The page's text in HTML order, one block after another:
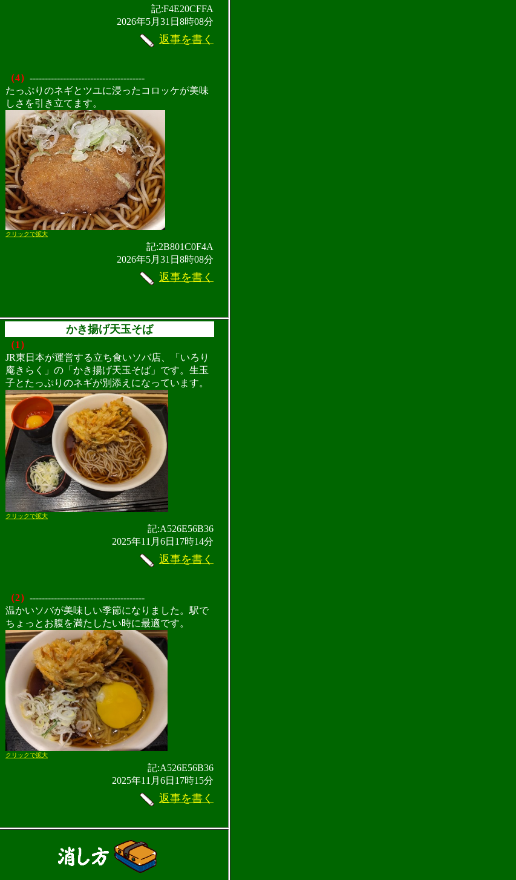
記:F4E20CFFA
2026年5月31日8時08分
返事を書く
（4） --------------------------------------
たっぷりのネギとツユに浸ったコロッケが美味
しさを引き立てます。
クリックで拡大
記:2B801C0F4A
2026年5月31日8時08分
返事を書く
かき揚げ天玉そば
（1）
JR東日本が運営する立ち食いソバ店、「いろり
庵きらく」の「かき揚げ天玉そば」です。生玉
子とたっぷりのネギが別添えになっています。
クリックで拡大
記:A526E56B36
2025年11月6日17時14分
返事を書く
（2） --------------------------------------
温かいソバが美味しい季節になりました。駅で
ちょっとお腹を満たしたい時に最適です。
クリックで拡大
記:A526E56B36
2025年11月6日17時15分
返事を書く